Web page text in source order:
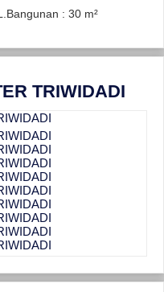
: 30 m²
TRIWIDADI